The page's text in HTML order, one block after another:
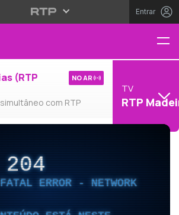
Entrar
(RTP
com RTP
NO AR
TV
RTP
204
ERROR - NETWORK